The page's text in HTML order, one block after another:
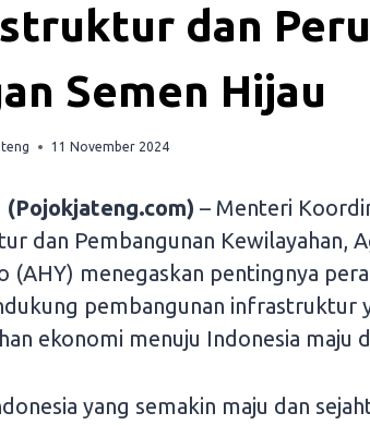
dan
Semen Hijau
11 November 2024
(Pojokjateng.com) – Menteri
dan Pembangunan Kewilayahan,
(AHY) menegaskan pentingnya
pembangunan infrastruktur
ekonomi menuju Indonesia maju
yang semakin maju dan